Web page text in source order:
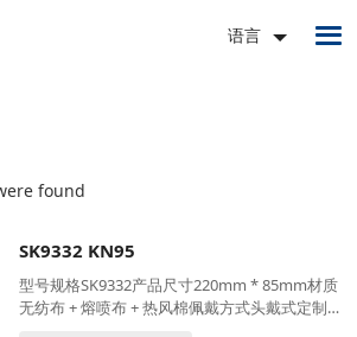
语言
found
SK9332 KN95
型号规格SK9332产品尺寸220mm * 85mm材质
无纺布 + 熔喷布 + 热风棉佩戴方式头戴式定制